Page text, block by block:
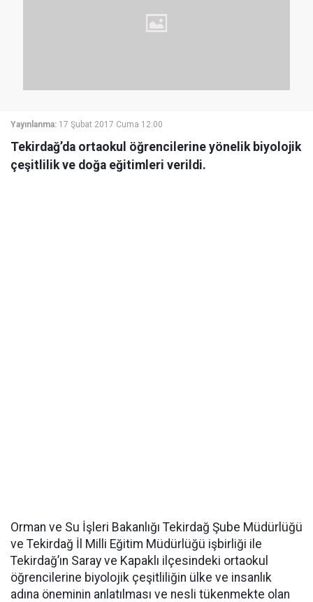
Yayınlanma: 17 Şubat 2017 Cuma 12:00
Tekirdağ’da ortaokul öğrencilerine yönelik biyolojik
çeşitlilik ve doğa eğitimleri verildi.
Orman ve Su İşleri Bakanlığı Tekirdağ Şube Müdürlüğü
ve Tekirdağ İl Milli Eğitim Müdürlüğü işbirliği ile
Tekirdağ’ın Saray ve Kapaklı ilçesindeki ortaokul
öğrencilerine biyolojik çeşitliliğin ülke ve insanlık
adına öneminin anlatılması ve nesli tükenmekte olan